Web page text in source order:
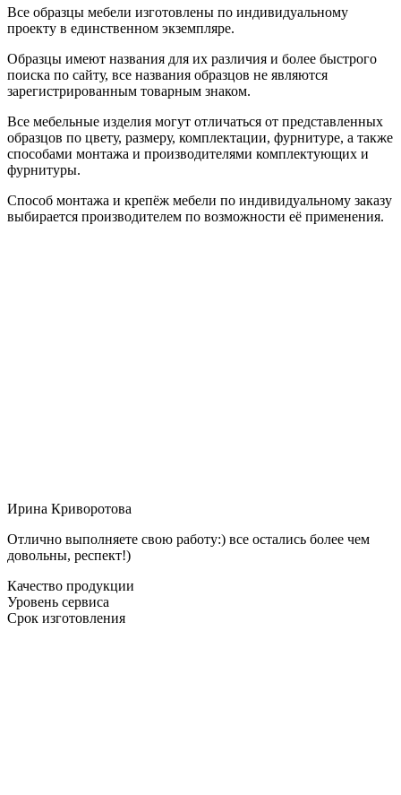
Все образцы мебели изготовлены по индивидуальному
проекту в единственном экземпляре.
Образцы имеют названия для их различия и более быстрого
поиска по сайту, все названия образцов не являются
зарегистрированным товарным знаком.
Все мебельные изделия могут отличаться от представленных
образцов по цвету, размеру, комплектации, фурнитуре, а также
способами монтажа и производителями комплектующих и
фурнитуры.
Способ монтажа и крепёж мебели по индивидуальному заказу
выбирается производителем по возможности её применения.
Ирина Криворотова
Отлично выполняете свою работу:) все остались более чем
довольны, респект!)
Качество продукции
Уровень сервиса
Срок изготовления